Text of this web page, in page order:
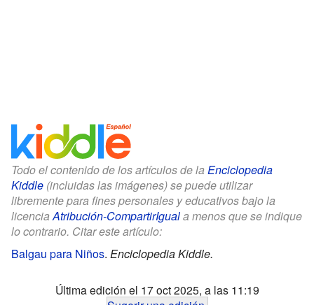
Todo el contenido de los artículos de la Enciclopedia
Kiddle (incluidas las imágenes) se puede utilizar
libremente para fines personales y educativos bajo la
licenciaAtribución-CompartirIguala menos que se indique
lo contrario. Citar este artículo:
Balgau para Niños. Enciclopedia Kiddle.
Última edición el 17 oct 2025, a las 11:19